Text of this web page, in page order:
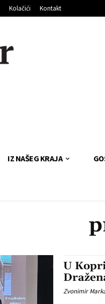
Kolačići Kontakt
IZ NAŠEG KRAJA
U
Zvonimir